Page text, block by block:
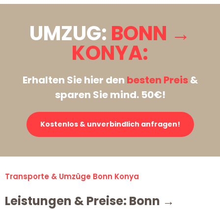
UMZUG: BONN →
KONYA:
Erhalten Sie hier den besten Preis&
sparen Sie mind. 50€!
Kostenlos & unverbindlich anfragen!
Transporte & Umzüge Bonn Konya
Leistungen & Preise: Bonn →